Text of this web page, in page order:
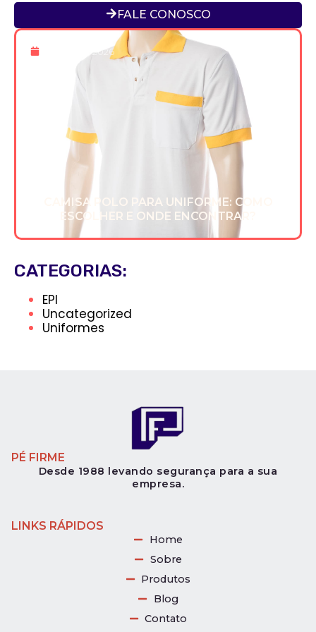
FALE CONOSCO
20 De Mar 2026
CAMISA POLO PARA UNIFORME: COMO
ESCOLHER E ONDE ENCONTRAR?
CATEGORIAS:
EPI
Uncategorized
Uniformes
PÉ FIRME
Desde 1988 levando segurança para a sua
empresa.
LINKS RÁPIDOS
Home
Sobre
Produtos
Blog
Contato